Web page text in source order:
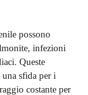
possono
infezioni
Queste
sfida per i
costante per